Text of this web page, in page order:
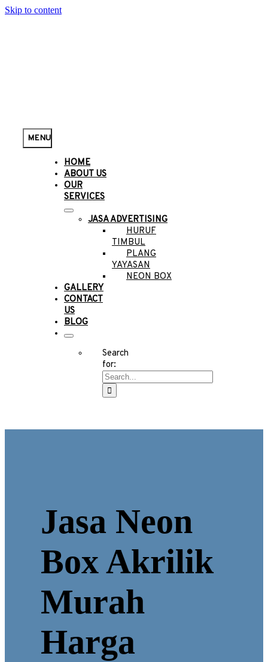
Skip to content
MENU
HOME
ABOUT US
OUR
SERVICES
JASA ADVERTISING
HURUF
TIMBUL
PLANG
YAYASAN
NEON BOX
GALLERY
CONTACT
US
BLOG
Search
for:
Jasa Neon
Box Akrilik
Murah
Harga